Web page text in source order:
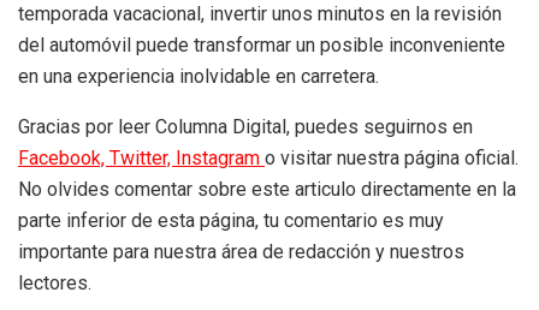
temporada vacacional, invertir unos minutos en la revisión
del automóvil puede transformar un posible inconveniente
en una experiencia inolvidable en carretera.
Gracias por leer Columna Digital, puedes seguirnos en
Facebook, Twitter, Instagram o visitar nuestra página oficial.
No olvides comentar sobre este articulo directamente en la
parte inferior de esta página, tu comentario es muy
importante para nuestra área de redacción y nuestros
lectores.